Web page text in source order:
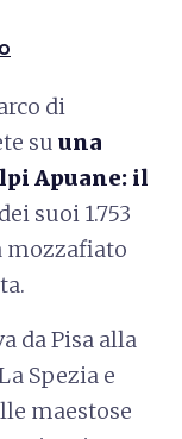
di
su una
Apuane: il
suoi 1.753
mozzafiato
da Pisa alla
Spezia e
maestose